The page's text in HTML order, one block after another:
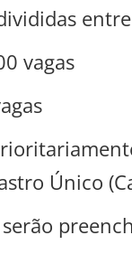
vagas
Único